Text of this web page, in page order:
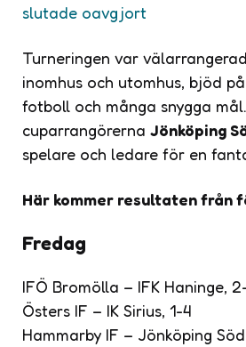
slutade oavgjort
Turneringen var
inomhus och utomhus, bjöd
fotboll och många snygga
cuparrangörerna Jönköping
spelare och ledare för en
Här kommer resultaten från
Fredag
IFÖ Bromölla – IFK Haninge,
Östers IF – IK Sirius, 1-4
Hammarby IF – Jönköping